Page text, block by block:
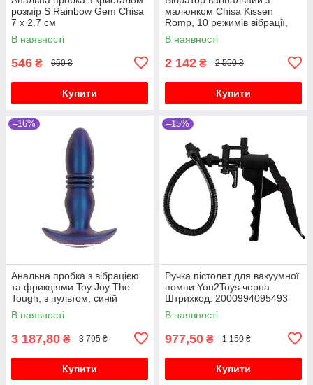
розмір S Rainbow Gem Chisa
7 х 2.7 см
В наявності
546 ₴ 650 ₴
Купити
малюнком Chisa Kissen
Romp, 10 режимів вібрації,
чорний
В наявності
2 142 ₴ 2 550 ₴
Купити
–16%
Анальна пробка з вібрацією
та фрикціями Toy Joy The
Tough, з пультом, синій
В наявності
3 187,80 ₴ 3 795 ₴
Купити
–15%
Ручка пістолет для вакуумної
помпи You2Toys чорна
Штрихкод: 2000994095493
В наявності
977,50 ₴ 1 150 ₴
Купити